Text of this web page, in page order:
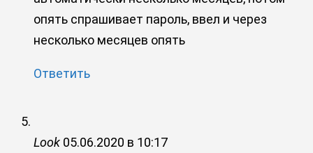
опять спрашивает пароль, ввел и через
несколько месяцев опять
Ответить
Look 05.06.2020 в 10:17